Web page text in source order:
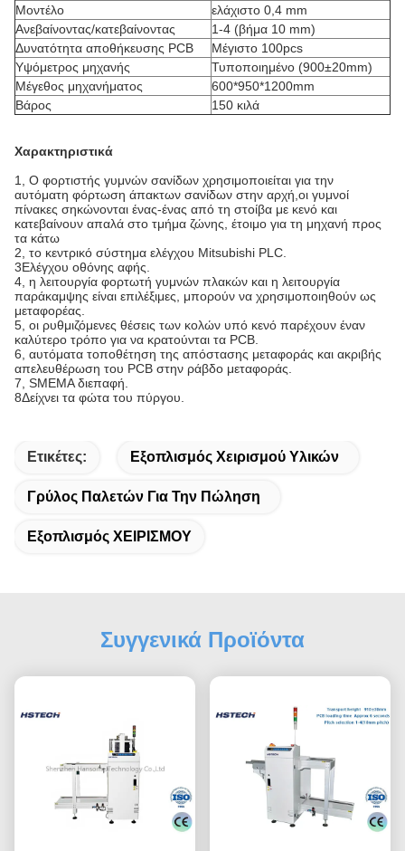
Μοντέλο
ελάχιστο 0,4 mm
Ανεβαίνοντας/κατεβαίνοντας
1-4 (βήμα 10 mm)
Δυνατότητα αποθήκευσης PCB
Μέγιστο 100pcs
Υψόμετρος μηχανής
Τυποποιημένο (900±20mm)
Μέγεθος μηχανήματος
600*950*1200mm
Βάρος
150 κιλά
Χαρακτηριστικά
1, Ο φορτιστής γυμνών σανίδων χρησιμοποιείται για την
αυτόματη φόρτωση άπακτων σανίδων στην αρχή,οι γυμνοί
πίνακες σηκώνονται ένας-ένας από τη στοίβα με κενό και
κατεβαίνουν απαλά στο τμήμα ζώνης, έτοιμο για τη μηχανή προς
τα κάτω
2, το κεντρικό σύστημα ελέγχου Mitsubishi PLC.
3Ελέγχου οθόνης αφής.
4, η λειτουργία φορτωτή γυμνών πλακών και η λειτουργία
παράκαμψης είναι επιλέξιμες, μπορούν να χρησιμοποιηθούν ως
μεταφορέας.
5, οι ρυθμιζόμενες θέσεις των κολών υπό κενό παρέχουν έναν
καλύτερο τρόπο για να κρατούνται τα PCB.
6, αυτόματα τοποθέτηση της απόστασης μεταφοράς και ακριβής
απελευθέρωση του PCB στην ράβδο μεταφοράς.
7, SMEMA διεπαφή.
8Δείχνει τα φώτα του πύργου.
Ετικέτες: Εξοπλισμός Χειρισμού Υλικών
Γρύλος Παλετών Για Την Πώληση
Εξοπλισμός ΧΕΙΡΙΣΜΟΥ
Συγγενικά Προϊόντα